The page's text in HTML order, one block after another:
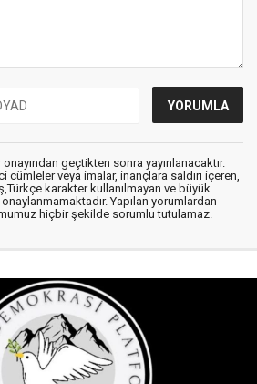
onayından geçtikten sonra yayınlanacaktır.
cümleler veya imalar, inançlara saldırı içeren,
karakter kullanılmayan ve büyük
Yapılan yorumlardan
hiçbir şekilde sorumlu tutulamaz.